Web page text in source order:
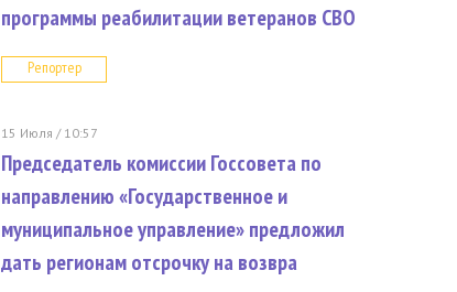
программы реабилитации ветеранов СВО
Репортер
15 Июля / 10:57
Председатель комиссии Госсовета по
направлению «Государственное и
муниципальное управление» предложил
дать регионам отсрочку на возвра